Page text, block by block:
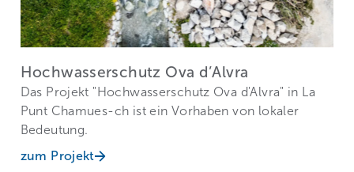
Hochwasserschutz Ova d’Alvra
Das Projekt "Hochwasserschutz Ova d'Alvra" in La
Punt Chamues-ch ist ein Vorhaben von lokaler
Bedeutung.
zum Projekt